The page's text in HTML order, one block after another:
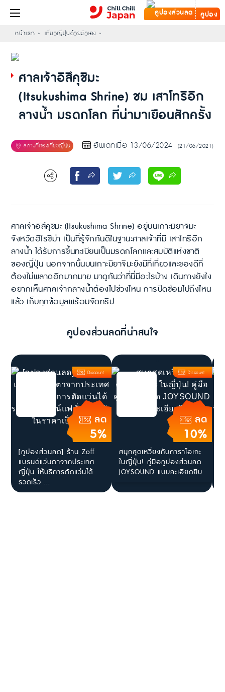
คูปอง
หน้าแรก เที่ยวญี่ปุ่นด้วยตัวเอง
ศาลเจ้าอิสึคุชิมะ
(Itsukushima Shrine) ชม เสาโทริอิก
ลางน้ำ มรดกโลก ที่น่ามาเยือนสักครั้ง
อัพเดทเมื่อ 13/06/2024 (21/06/2021)
ศาลเจ้าอิสึคุชิมะ (Itsukushima Shrine) อยู่บนเกาะมิยาจิมะ
จังหวัดฮิโรชิม่า เป็นที่รู้จักกันดีในฐานะศาลเจ้าที่มี เสาโทริอิก
ลางน้ำ ได้รับการขึ้นทะเบียนเป็นมรดกโลกและสมบัติแห่งชาติ
ของญี่ปุ่น นอกจากนั้นบนเกาะมิยาจิมะยังมีที่เที่ยวและของดีที่
ต้องไม่พลาดอีกมากมาย มาดูกันว่าที่นี่มีอะไรบ้าง เดินทางยังไง
อยากเห็นศาลเจ้ากลางน้ำต้องไปช่วงไหน การปิดซ่อมไปถึงไหน
แล้ว เก็บทุกข้อมูลพร้อมจัดทริป
คูปองส่วนลดที่น่าสนใจ
ลด
5%
Discount
[คูปองส่วนลด] ร้าน Zoff
แบรนด์แว่นตาจากประเทศ
ญี่ปุ่น ให้บริการตัดแว่นได้
รวดเร็ว ...
ลด
10%
Discount
สนุกสุดเหวี่ยงกับคาราโอเกะ
ในญี่ปุ่น! คู่มือคูปองส่วนลด
JOYSOUND แบบละเอียดยิบ